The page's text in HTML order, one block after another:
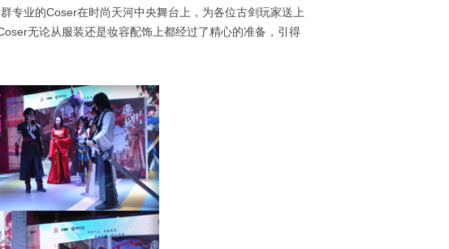
专业的Coser在时尚天河中央舞台上，为各位古剑玩家送上
无论从服装还是妆容配饰上都经过了精心的准备，引得